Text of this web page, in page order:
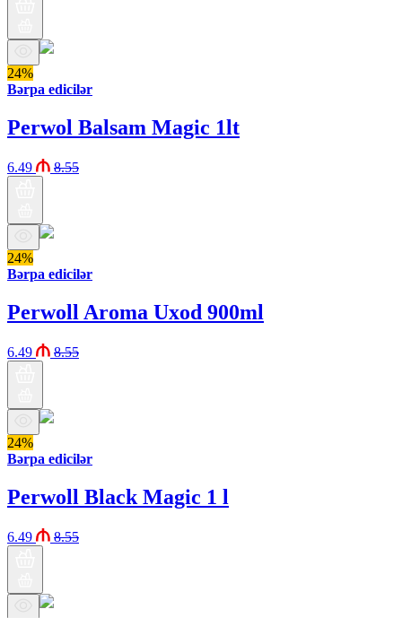
24%
Bərpa edicilər
Perwol Balsam Magic 1lt
6.49 8.55
24%
Bərpa edicilər
Perwoll Aroma Uxod 900ml
6.49 8.55
24%
Bərpa edicilər
Perwoll Black Magic 1 l
6.49 8.55